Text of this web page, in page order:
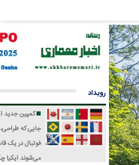
رویداد
کمپین جدید ایکیا؛
جایی که طراحی، فرهنگ و
فوتبال در یک قاب جمع
ایکیا چگونه جام